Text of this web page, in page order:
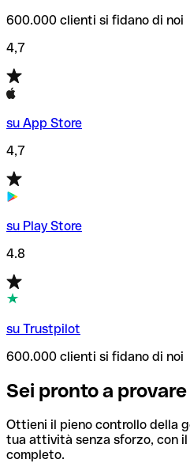
600.000 clienti si fidano di noi
4,7
su App Store
4,7
su Play Store
4.8
su Trustpilot
600.000 clienti si fidano di noi
Sei pronto a
Ottieni il pieno controllo della
tua attività senza sforzo, con
completo.